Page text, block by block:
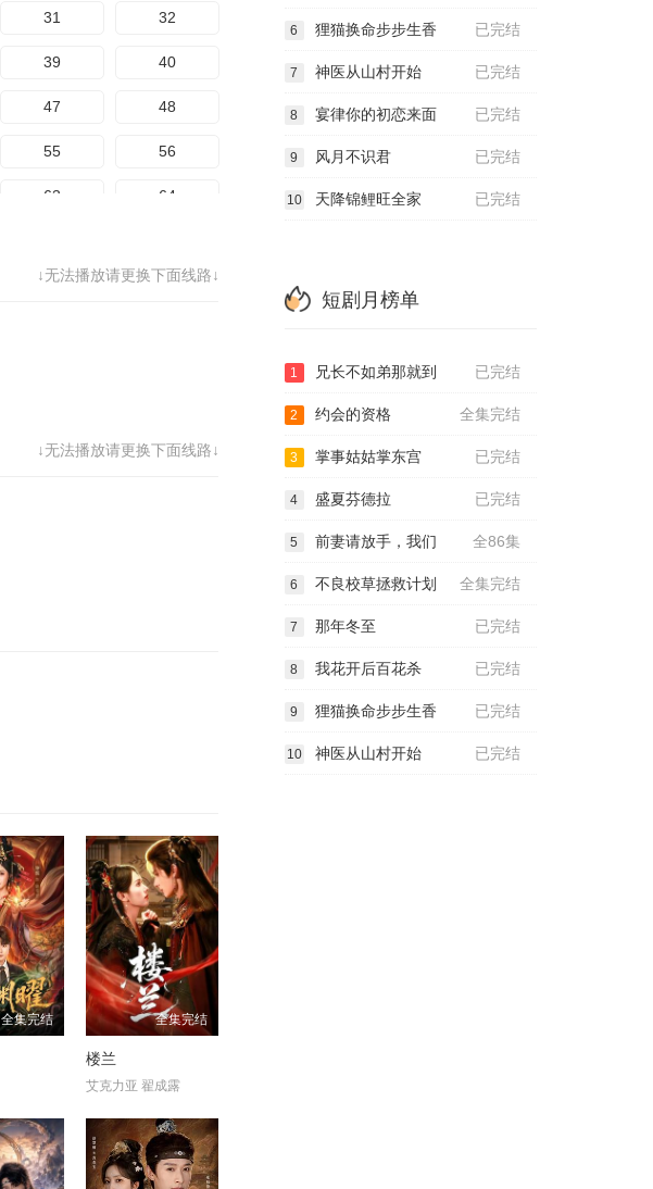
31 32
39 40
47 48
55 56
63 64
79 80
↓无法播放请更换下面线路↓
↓无法播放请更换下面线路↓
全集完结 全集完结
楼兰
艾克力亚 翟成露
已完结
6 狸猫换命步步生香
已完结
7 神医从山村开始
已完结
8 宴律你的初恋来面
已完结
9 风月不识君
已完结
10 天降锦鲤旺全家
短剧月榜单
已完结
1 兄长不如弟那就到
全集完结
2 约会的资格
已完结
3 掌事姑姑掌东宫
已完结
4 盛夏芬德拉
全86集
5 前妻请放手，我们
全集完结
6 不良校草拯救计划
已完结
7 那年冬至
已完结
8 我花开后百花杀
已完结
9 狸猫换命步步生香
已完结
10 神医从山村开始